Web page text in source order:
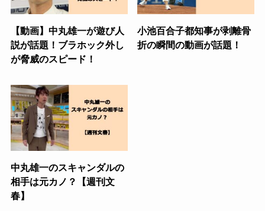
【動画】中丸雄一が遊び人
説が話題！ブラホック外し
が脅威のスピード！
小池百合子都知事が剥離骨
折の瞬間の動画が話題！
中丸雄一のスキャンダルの
相手は元カノ？【週刊文
春】